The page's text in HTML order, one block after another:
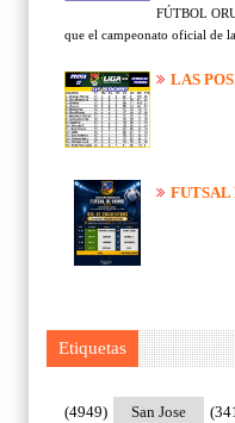
FÚTBOL
que el campeonato oficial de
LAS
FUTSAL
Etiquetas
San Jose
(4949)